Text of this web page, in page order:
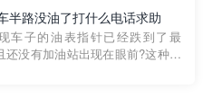
序是一款专门解决汽车没油问题
务平台。通过...
半路没油了打什么电话求助
车子的油表指针已经跌到了最
还没有加油站出现在眼前?这种情